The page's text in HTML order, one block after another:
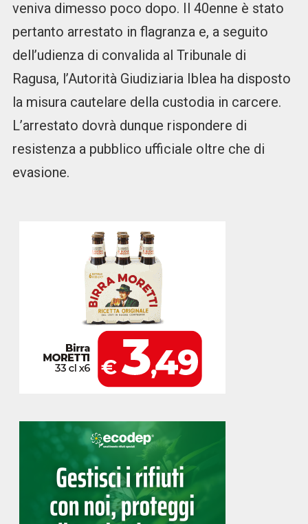
veniva dimesso poco dopo. Il 40enne è stato
pertanto arrestato in flagranza e, a seguito
dell’udienza di convalida al Tribunale di
Ragusa, l’Autorità Giudiziaria Iblea ha disposto
la misura cautelare della custodia in carcere.
L’arrestato dovrà dunque rispondere di
resistenza a pubblico ufficiale oltre che di
evasione.